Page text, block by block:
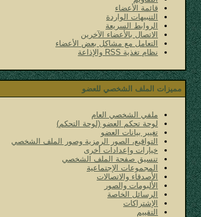
قائمة الأعضاء
التنبيهات الواردة
الروابط السريعة
الاتصال بالأعضاء الآخرين
التعامل مع مشاكل بعض الأعضاء
نظام تغذية RSS والإذاعة
مميزات الملف الشخصي للعضو
ملفي الشخصي العام
لوحة تحكم العضو (لوحة التحكم)
تغيير بيانات العضو
التواقيع، الصور الرمزية وصور الملف الشخصي
خيارات وإعدادات أخرى
تنسيق صفحة الملف الشخصي
المجموعات الإجتماعية
الأصدقاء والاتصالات
الألبومات والصور
الرسائل الخاصة
الإشتراكات
التقييم